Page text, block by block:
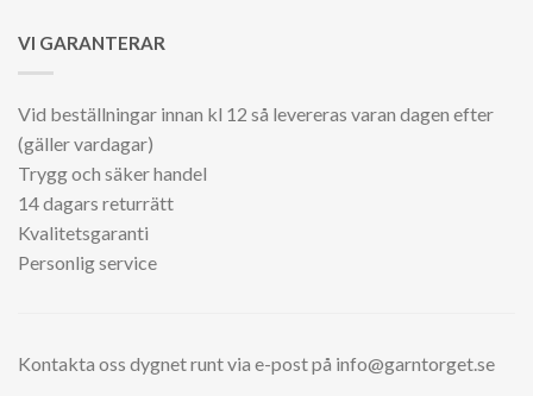
VI GARANTERAR
Vid beställningar innan kl 12 så levereras varan dagen efter
(gäller vardagar)
Trygg och säker handel
14 dagars returrätt
Kvalitetsgaranti
Personlig service
Kontakta oss dygnet runt via e-post på info@garntorget.se